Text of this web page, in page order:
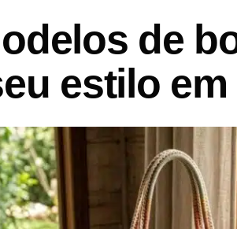
de
estilo em